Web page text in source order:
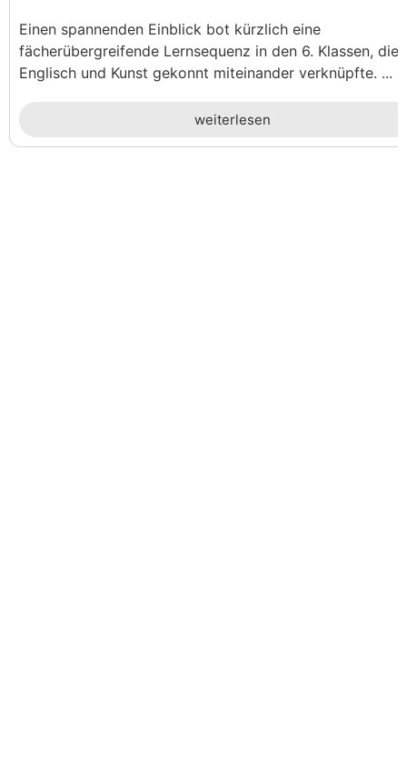
Einen spannenden Einblick bot kürzlich eine
fächerübergreifende Lernsequenz in den 6. Klassen, die
Englisch und Kunst gekonnt miteinander verknüpfte. ...
weiterlesen